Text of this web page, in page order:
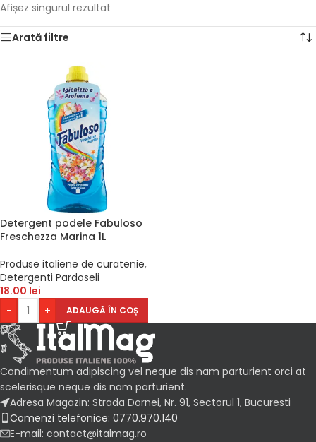
Afișez singurul rezultat
Arată filtre
Detergent podele Fabuloso
Freschezza Marina 1L
Produse italiene de curatenie,
Detergenti Pardoseli
18.00 lei
-
+ ADAUGĂ ÎN COȘ
Condimentum adipiscing vel neque dis nam parturient orci at
scelerisque neque dis nam parturient.
Adresa Magazin: Strada Dornei, Nr. 91, Sectorul 1, Bucuresti
Comenzi telefonice: 0770.970.140
E-mail: contact@italmag.ro